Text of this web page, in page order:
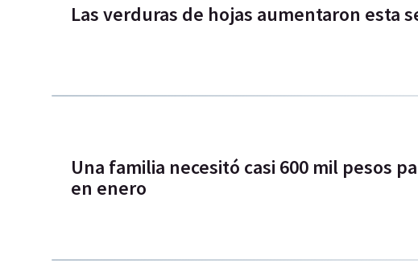
Las verduras de hojas aumentaron esta
Una familia necesitó casi 600 mil pesos
en enero